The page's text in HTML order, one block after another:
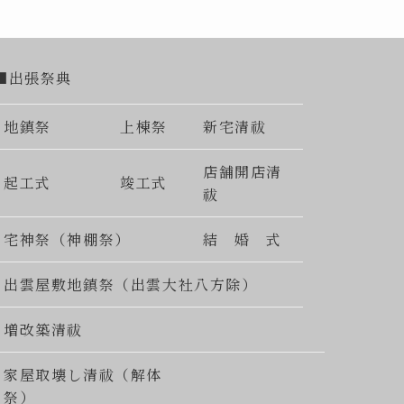
張祭典
地鎮祭 上棟祭 新宅清祓
起工式 竣工式
店舗開店清
祓
宅神祭（神棚祭） 結 婚 式
出雲屋敷地鎮祭（出雲大社八方除）
増改築清祓
家屋取壊し清祓（解体
祭）